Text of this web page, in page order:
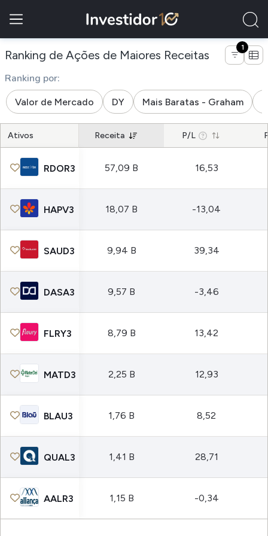
Ranking de Ações de Maiores Receitas de 1
Ranking por:
Valor de Mercado DY Mais Baratas - Graham
Ativos Receita P/L
RDOR3 57,09 B 16,53
HAPV3 18,07 B -13,04
SAUD3 9,94 B 39,34
DASA3 9,57 B -3,46
FLRY3 8,79 B 13,42
MATD3 2,25 B 12,93
BLAU3 1,76 B 8,52
QUAL3 1,41 B 28,71
AALR3 1,15 B -0,34